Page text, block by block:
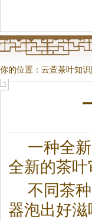
你的位置： 云萱茶叶知识
一种全
全新的茶叶
不同茶
器泡出好滋